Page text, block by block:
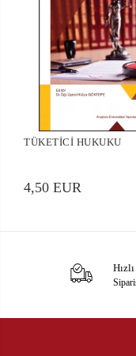
TÜKETİCİ HUKUKU
4,50 EUR